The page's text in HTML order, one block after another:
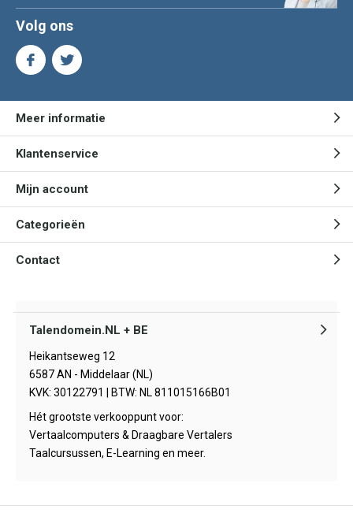
Volg ons
Meer informatie
Klantenservice
Mijn account
Categorieën
Contact
Talendomein.NL + BE
Heikantseweg 12
6587 AN - Middelaar (NL)
KVK: 30122791 | BTW: NL 811015166B01
Hét grootste verkooppunt voor:
Vertaalcomputers & Draagbare Vertalers
Taalcursussen, E-Learning en meer.